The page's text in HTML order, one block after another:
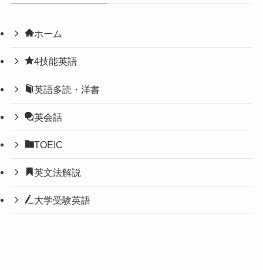
ホーム
4技能英語
英語多読・洋書
英会話
TOEIC
英文法解説
大学受験英語